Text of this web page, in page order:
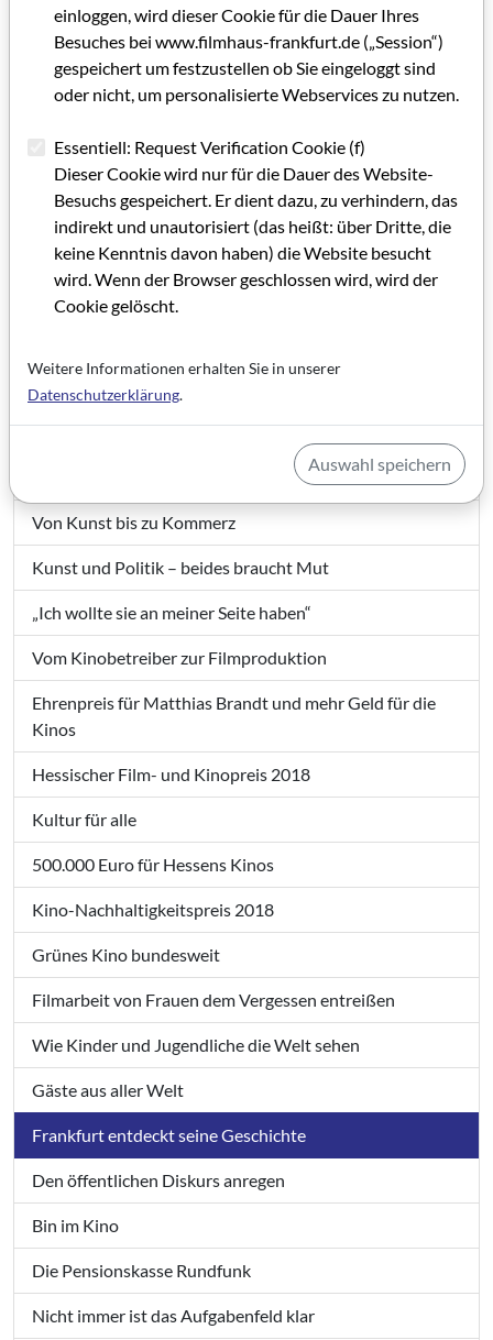
GRIP 59
Grußwort GRIP 59
Editorial GRIP 59
Große Auswahl, viele Schwerpunkte
Dem Filmnachwuchs unter die Arme greifen
Von Kunst bis zu Kommerz
Kunst und Politik – beides braucht Mut
„Ich wollte sie an meiner Seite haben“
Vom Kinobetreiber zur Filmproduktion
Ehrenpreis für Matthias Brandt und mehr Geld für die
Kinos
Hessischer Film- und Kinopreis 2018
Kultur für alle
500.000 Euro für Hessens Kinos
Kino-Nachhaltigkeitspreis 2018
Grünes Kino bundesweit
Filmarbeit von Frauen dem Vergessen entreißen
Wie Kinder und Jugendliche die Welt sehen
Gäste aus aller Welt
Frankfurt entdeckt seine Geschichte
Den öffentlichen Diskurs anregen
Bin im Kino
Die Pensionskasse Rundfunk
Nicht immer ist das Aufgabenfeld klar
einloggen, wird dieser Cookie für die Dauer Ihres
Besuches bei www.filmhaus-frankfurt.de („Session“)
gespeichert um festzustellen ob Sie eingeloggt sind
oder nicht, um personalisierte Webservices zu nutzen.
Essentiell: Request Verification Cookie (f)
Dieser Cookie wird nur für die Dauer des Website-
Besuchs gespeichert. Er dient dazu, zu verhindern, das
indirekt und unautorisiert (das heißt: über Dritte, die
keine Kenntnis davon haben) die Website besucht
wird. Wenn der Browser geschlossen wird, wird der
Cookie gelöscht.
Weitere Informationen erhalten Sie in unserer
Datenschutzerklärung.
Auswahl speichern